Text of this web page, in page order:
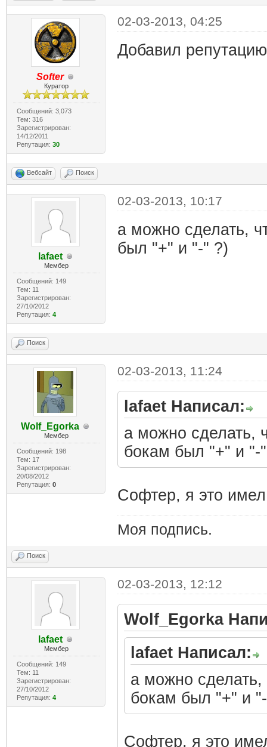
Softer
Куратор
Сообщений: 3,073
Тем: 316
Зарегистрирован:
14/12/2011
Репутация: 30
02-03-2013, 04:25
Добавил
Вебсайт Поиск
lafaet
Мембер
Сообщений: 149
Тем: 11
Зарегистрирован:
27/10/2012
Репутация: 4
02-03-2013, 10:17
а можно сделать,
был "+" и "-" ?)
Поиск
Wolf_Egorka
Мембер
Сообщений: 198
Тем: 17
Зарегистрирован:
20/08/2012
Репутация: 0
02-03-2013, 11:24
lafaet Написал:
а можно сделать,
бокам был "+" и "-
Софтер, я это
Моя подпись.
Поиск
lafaet
Мембер
Сообщений: 149
Тем: 11
Зарегистрирован:
27/10/2012
Репутация: 4
02-03-2013, 12:12
Wolf_Egorka
lafaet Написал:
а можно
бокам был "+" и
Софтер, я это